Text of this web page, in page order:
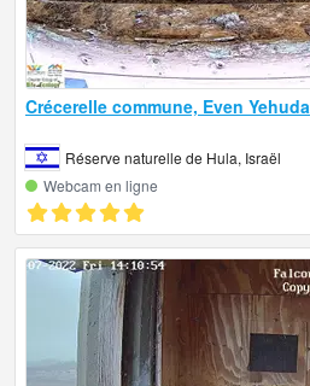
Crécerelle commune, Even Yehuda
Réserve naturelle de Hula, Israël
Webcam en ligne